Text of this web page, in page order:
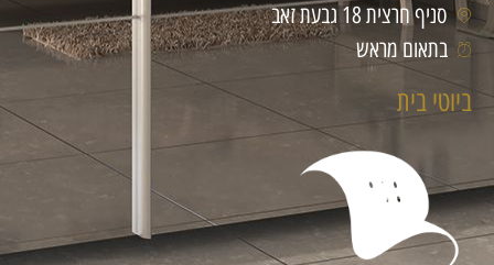
סניף חרצית 18 גבעת זאב
בתאום מראש
ביוטי בית